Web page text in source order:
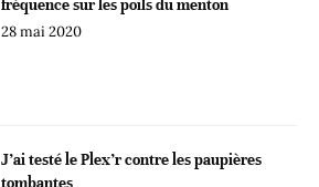
fréquence sur les poils du menton
28 mai 2020
J’ai testé le Plex’r contre les paupières
tombantes